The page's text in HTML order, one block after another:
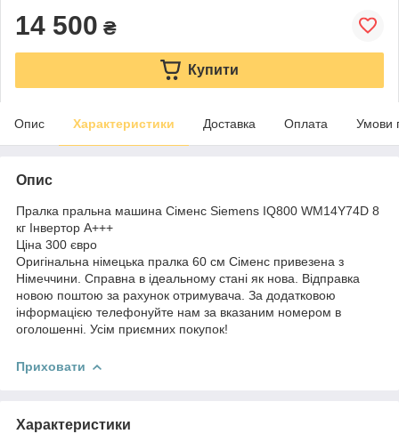
14 500 ₴
Купити
Опис Характеристики Доставка Оплата Умови
Опис
Пралка пральна машина Сіменс Siemens IQ800 WM14Y74D 8
кг Інвертор А+++
Ціна 300 євро
Оригінальна німецька пралка 60 см Сіменс привезена з
Німеччини. Справна в ідеальному стані як нова. Відправка
новою поштою за рахунок отримувача. За додатковою
інформацією телефонуйте нам за вказаним номером в
оголошенні. Усім приємних покупок!
Приховати
Характеристики